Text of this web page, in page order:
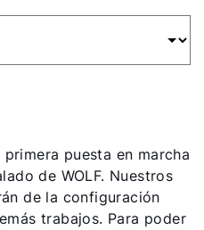
puesta en marcha
de WOLF. Nuestros
de la configuración
trabajos. Para poder